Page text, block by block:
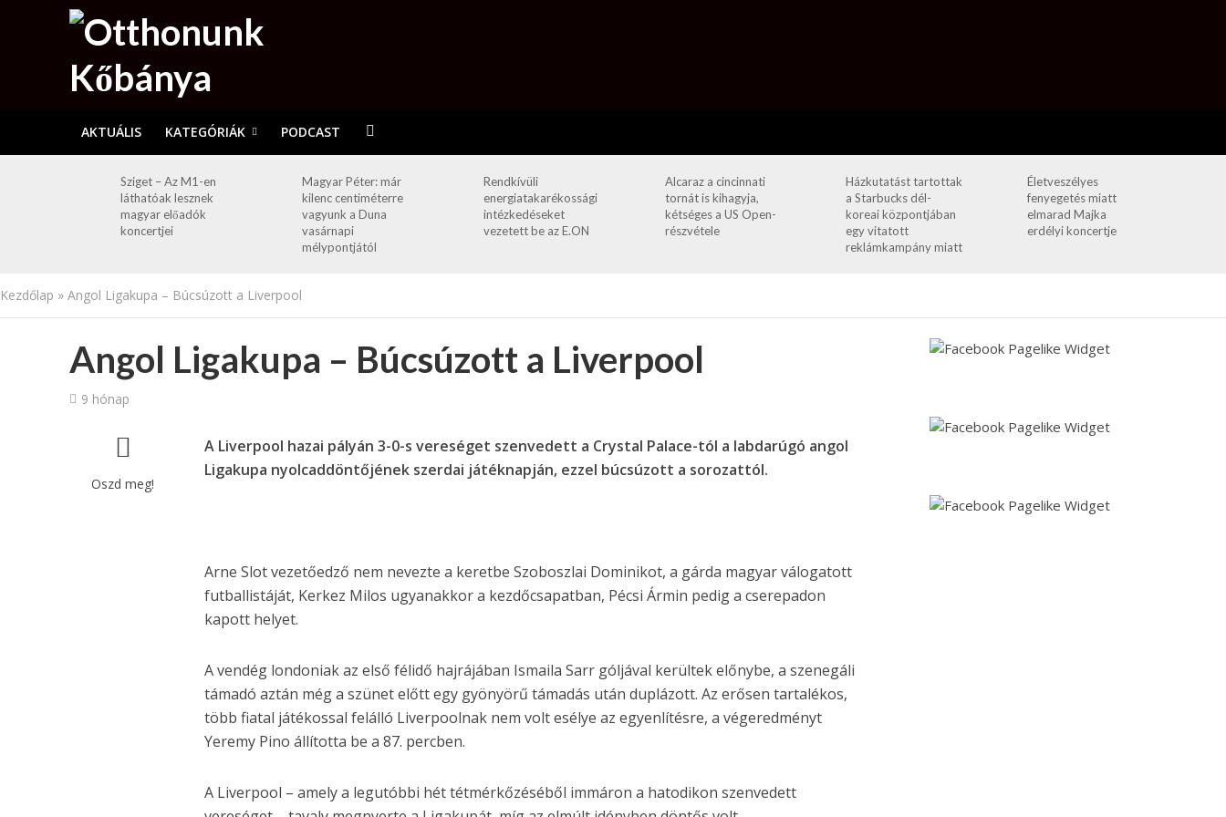
AKTUÁLIS KATEGÓRIÁK PODCAST
Sziget – Az M1-en
láthatóak lesznek
magyar előadók
koncertjei
Magyar Péter: már
kilenc centiméterre
vagyunk a Duna
vasárnapi
mélypontjától
Rendkívüli
energiatakarékossági
intézkedéseket
vezetett be az E.ON
Alcaraz a cincinnati
tornát is kihagyja,
kétséges a US Open-
részvétele
Házkutatást tartottak
a Starbucks dél-
koreai központjában
egy vitatott
reklámkampány miatt
Életveszélyes
fenyegetés miatt
elmarad Majka
erdélyi koncertje
Kezdőlap » Angol Ligakupa – Búcsúzott a Liverpool
Angol Ligakupa – Búcsúzott a Liverpool
9 hónap
Oszd meg!
A Liverpool hazai pályán 3-0-s vereséget szenvedett a Crystal Palace-tól a labdarúgó angol
Ligakupa nyolcaddöntőjének szerdai játéknapján, ezzel búcsúzott a sorozattól.
Arne Slot vezetőedző nem nevezte a keretbe Szoboszlai Dominikot, a gárda magyar válogatott
futballistáját, Kerkez Milos ugyanakkor a kezdőcsapatban, Pécsi Ármin pedig a cserepadon
kapott helyet.
A vendég londoniak az első félidő hajrájában Ismaila Sarr góljával kerültek előnybe, a szenegáli
támadó aztán még a szünet előtt egy gyönyörű támadás után duplázott. Az erősen tartalékos,
több fiatal játékossal felálló Liverpoolnak nem volt esélye az egyenlítésre, a végeredményt
Yeremy Pino állította be a 87. percben.
A Liverpool – amely a legutóbbi hét tétmérkőzéséből immáron a hatodikon szenvedett